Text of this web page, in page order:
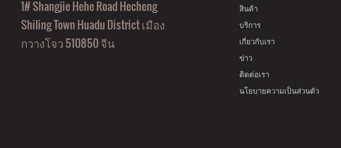
1# Shangjie Hehe Road Hecheng
Shiling Town Huadu District เมือง
กวางโจว 510850 จีน
สินค้า
บริการ
เกี่ยวกับเรา
ข่าว
ติดต่อเรา
นโยบายความเป็นส่วนตัว